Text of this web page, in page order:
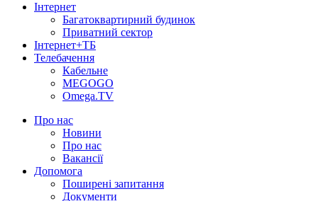
Інтернет
Багатоквартирний будинок
Приватний сектор
Інтернет+ТБ
Телебачення
Кабельне
MEGOGO
Omega.TV
Про нас
Новини
Про нас
Вакансії
Допомога
Поширені запитання
Документи